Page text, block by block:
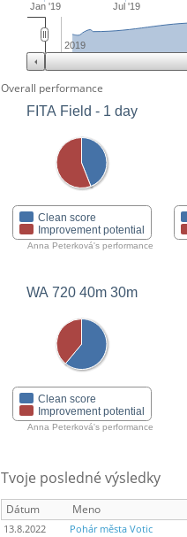
Jan '19 Jul '19
2019
Overall performance
FITA Field - 1 day
Clean score
Improvement potential
Anna Peterková's performance
WA 720 40m 30m
Clean score
Improvement potential
Anna Peterková's performance
Tvoje posledné výsledky
Dátum Meno
13.8.2022 Pohár města Votic